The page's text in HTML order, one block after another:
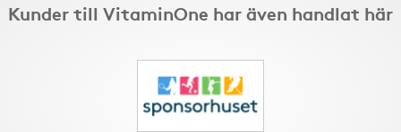
Kunder till VitaminOne har även handlat här